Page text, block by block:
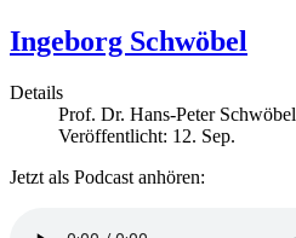
Ingeborg Schwöbel
Details
Prof. Dr. Hans-Peter Schwöbel
Veröffentlicht: 12. Sep.
Jetzt als Podcast anhören: